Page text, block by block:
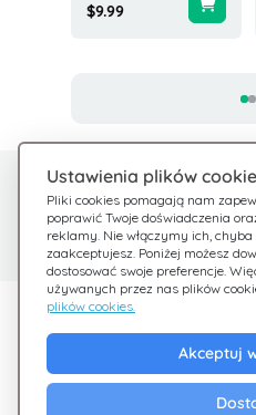
$9.99
Ustawienia plików cookie
Pliki cookies pomagają nam
poprawić Twoje doświadczenia
reklamy. Nie włączymy ich,
zaakceptujesz. Poniżej możesz
dostosować swoje preferencje.
używanych przez nas plików
plików cookies.
Akceptuj
Potrzebujesz pomocy?
Jesteśmy tu dla Ciebie
Odkryj Giftsy
Cashback